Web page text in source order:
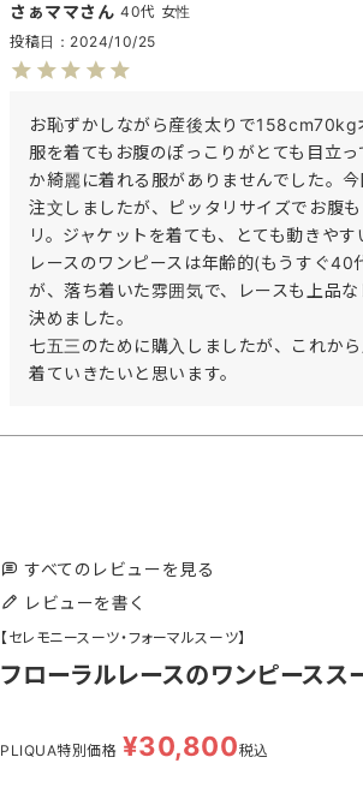
さぁママ 40代 女性
投稿日
2024/10/25
お恥ずかしながら産後太りで158cm70kg
服を着てもお腹のぽっこりがとても目立
か綺麗に着れる服がありませんでした。
注文しましたが、ピッタリサイズでお腹
リ。ジャケットを着ても、とても動きやす
レースのワンピースは年齢的(もうすぐ40
が、落ち着いた雰囲気で、レースも上品
決めました。
七五三のために購入しましたが、これか
着ていきたいと思います。
すべてのレビューを見る
レビューを書く
【セレモニースーツ・フォーマルスーツ】
フローラルレースのワンピーススー
PLIQUA特別価格 ¥30,800税込